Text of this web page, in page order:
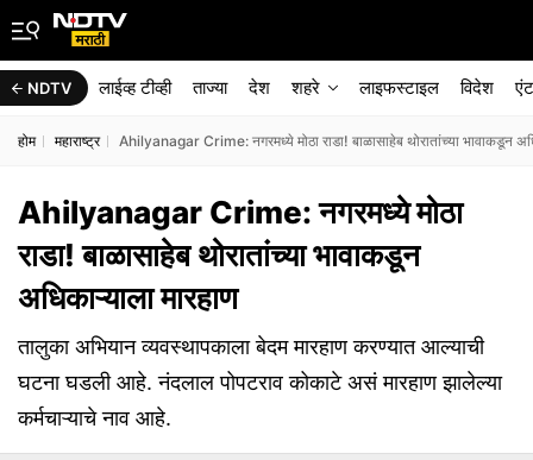
NDTV लाईव्ह टीव्ही ताज्या देश शहरे लाइफस्टाइल विदेश
होम महाराष्ट्र Ahilyanagar Crime: नगरमध्ये मोठा राडा! बाळासाहेब थोरातांच्या भावाकडून
Ahilyanagar Crime: नगरमध्ये मोठा
राडा! बाळासाहेब थोरातांच्या भावाकडून
अधिकाऱ्याला मारहाण
तालुका अभियान व्यवस्थापकाला बेदम मारहाण करण्यात आल्याची
घटना घडली आहे. नंदलाल पोपटराव कोकाटे असं मारहाण झालेल्या
कर्मचाऱ्याचे नाव आहे.